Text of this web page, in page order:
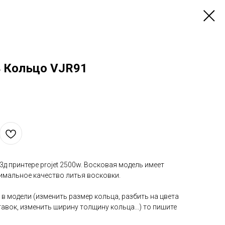
VJR91
принтере projet 2500w. Восковая модель имеет
качество литья восковки.
модели (изменить размер кольца, разбить на цвета
изменить ширину толщину кольца...) то пишите